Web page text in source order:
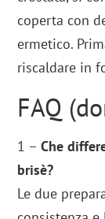
coperta con
ermetico.
riscaldare in
FAQ
1 –Che
brisè?
Le due